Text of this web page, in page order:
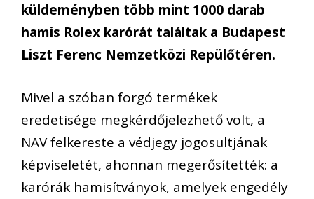
küldeményben több mint 1000 darab
hamis Rolex karórát találtak a Budapest
Liszt Ferenc Nemzetközi Repülőtéren.
Mivel a szóban forgó termékek
eredetisége megkérdőjelezhető volt, a
NAV felkereste a védjegy jogosultjának
képviseletét, ahonnan megerősítették: a
karórák hamisítványok, amelyek engedély